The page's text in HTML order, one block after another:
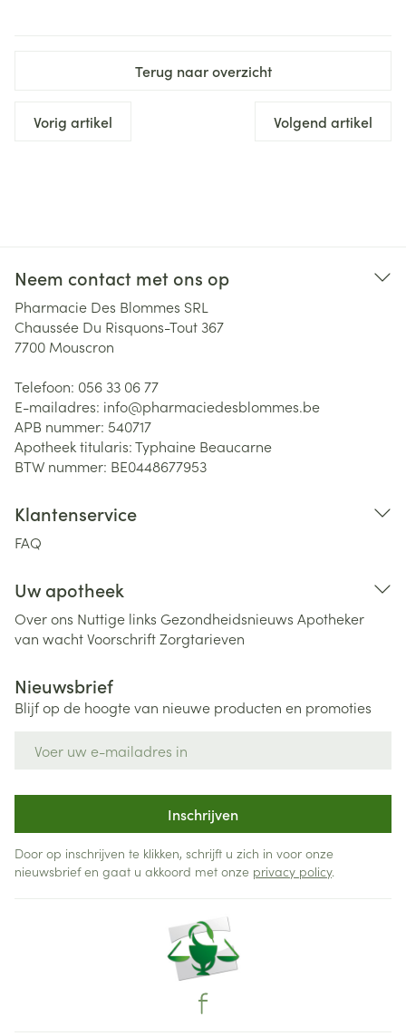
Terug naar overzicht
Vorig artikel Volgend artikel
Neem contact met ons op
Pharmacie Des Blommes SRL
Chaussée Du Risquons-Tout 367
7700 Mouscron
Telefoon: 056 33 06 77
E-mailadres: info@pharmaciedesblommes.be
APB nummer: 540717
Apotheek titularis:Typhaine Beaucarne
BTW nummer: BE0448677953
Klantenservice
FAQ
Uw apotheek
Over ons Nuttige links Gezondheidsnieuws Apotheker
van wachtVoorschriftZorgtarieven
Nieuwsbrief
Blijf op de hoogte van nieuwe producten en promoties
Inschrijven
Door op inschrijven te klikken, schrijft u zich in voor onze
nieuwsbrief en gaat u akkoord met onze privacy policy.